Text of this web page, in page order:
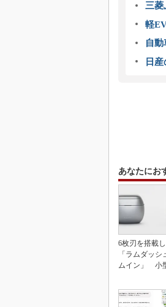
三菱
軽
自
日
あなたにお
6枚刃を搭載
「ラムダッシ
ムイン」 小